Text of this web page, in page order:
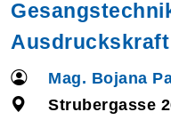
Ausdruckskraft
Mag. Bojana
Strubergasse